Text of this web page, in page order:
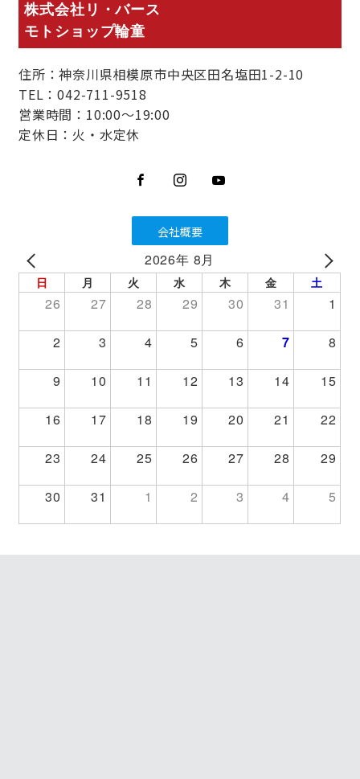
株式会社リ・バース
モトショップ輪童
住所：神奈川県相模原市中央区田名塩田1-2-10
TEL：042-711-9518
営業時間：10:00～19:00
定休日：火・水定休
会社概要
2026年 8月
日 月 火 水 木 金 土
26 27 28 29 30 31 1
2 3 4 5 6 7 8
9 10 11 12 13 14 15
16 17 18 19 20 21 22
23 24 25 26 27 28 29
30 31 1 2 3 4 5